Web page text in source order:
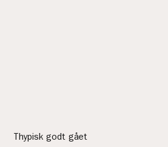
Thypisk godt gået